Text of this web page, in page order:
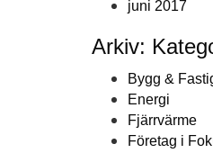
juni 2017
Arkiv:
Bygg &
Energi
Fjärrvärme
Företag i